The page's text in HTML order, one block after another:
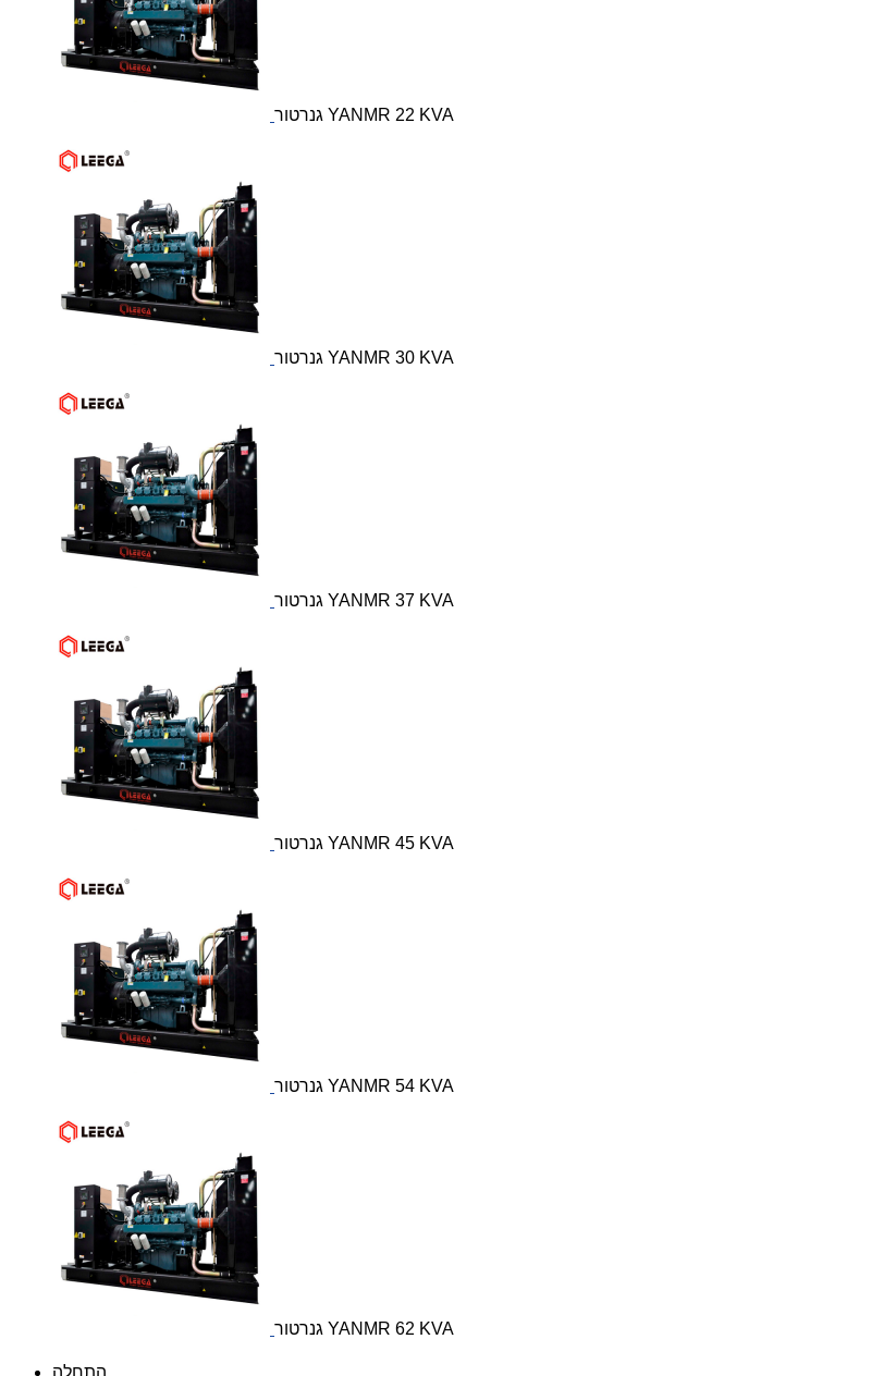
גנרטור YANMR 22 KVA
גנרטור YANMR 30 KVA
גנרטור YANMR 37 KVA
גנרטור YANMR 45 KVA
גנרטור YANMR 54 KVA
גנרטור YANMR 62 KVA
התחלה